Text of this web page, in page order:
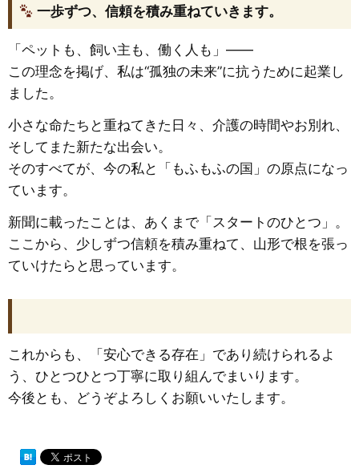
一歩ずつ、信頼を積み重ねていきます。
「ペットも、飼い主も、働く人も」――
この理念を掲げ、私は“孤独の未来”に抗うために起業し
ました。
小さな命たちと重ねてきた日々、介護の時間やお別れ、
そしてまた新たな出会い。
そのすべてが、今の私と「もふもふの国」の原点になっ
ています。
新聞に載ったことは、あくまで「スタートのひとつ」。
ここから、少しずつ信頼を積み重ねて、山形で根を張っ
ていけたらと思っています。
これからも、「安心できる存在」であり続けられるよ
う、ひとつひとつ丁寧に取り組んでまいります。
今後とも、どうぞよろしくお願いいたします。